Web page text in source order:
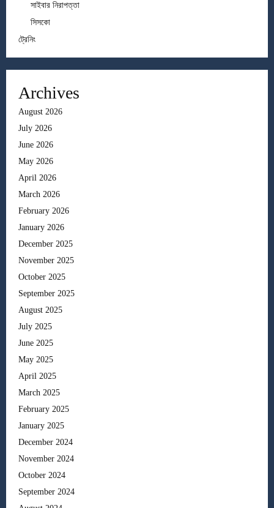
সাইবার নিরাপত্তা
সিসকো
ট্রেনিং
Archives
August 2026
July 2026
June 2026
May 2026
April 2026
March 2026
February 2026
January 2026
December 2025
November 2025
October 2025
September 2025
August 2025
July 2025
June 2025
May 2025
April 2025
March 2025
February 2025
January 2025
December 2024
November 2024
October 2024
September 2024